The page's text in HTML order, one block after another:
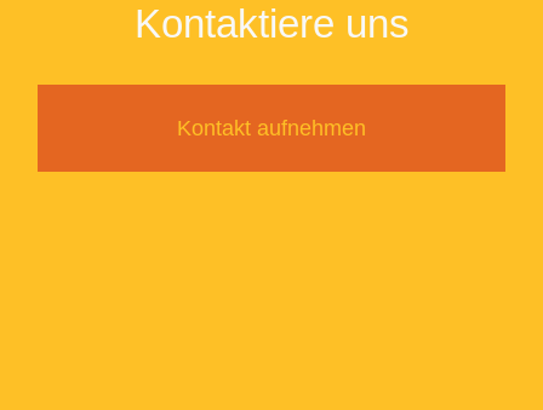
Kontaktiere uns
Kontakt aufnehmen